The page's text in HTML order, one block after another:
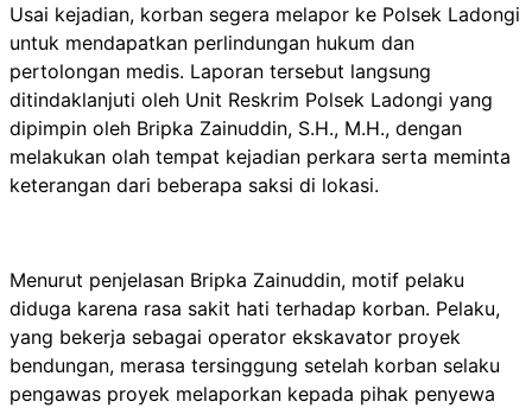
Usai kejadian, korban segera melapor ke Polsek Ladongi
untuk mendapatkan perlindungan hukum dan
pertolongan medis. Laporan tersebut langsung
ditindaklanjuti oleh Unit Reskrim Polsek Ladongi yang
dipimpin oleh Bripka Zainuddin, S.H., M.H., dengan
melakukan olah tempat kejadian perkara serta meminta
keterangan dari beberapa saksi di lokasi.
Menurut penjelasan Bripka Zainuddin, motif pelaku
diduga karena rasa sakit hati terhadap korban. Pelaku,
yang bekerja sebagai operator ekskavator proyek
bendungan, merasa tersinggung setelah korban selaku
pengawas proyek melaporkan kepada pihak penyewa